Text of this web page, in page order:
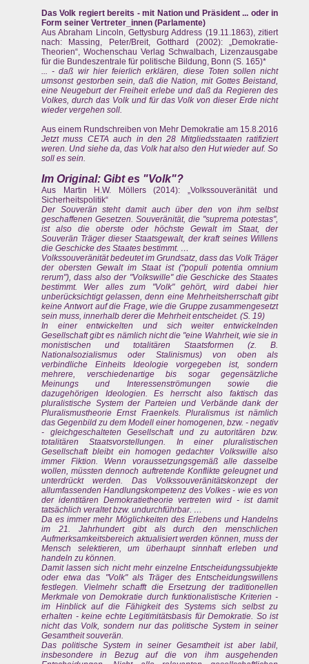
Das Volk regiert bereits - mit Nation und Präsident ... oder in
Form seiner Vertreter_innen (Parlamente)
Aus Abraham Lincoln, Gettysburg Address (19.11.1863), zitiert
nach: Massing, Peter/Breit, Gotthard (2002): „Demokratie-
Theorien“, Wochenschau Verlag Schwalbach, Lizenzausgabe
für die Bundeszentrale für politische Bildung, Bonn (S. 165)*
... - daß wir hier feierlich erklären, diese Toten sollen nicht
umsonst gestorben sein, daß die Nation, mit Gottes Beistand,
eine Neugeburt der Freiheit erlebe und daß da Regieren des
Volkes, durch das Volk und für das Volk von dieser Erde nicht
wieder vergehen soll.
Aus einem Rundschreiben von Mehr Demokratie am 15.8.2016
Jetzt muss CETA auch in den 28 Mitgliedsstaaten ratifiziert
weren. Und siehe da, das Volk hat also den Hut wieder auf. So
soll es sein.
Im Original: Gibt es "Volk"?
Aus Martin H.W. Möllers (2014): „Volkssouveränität und
Sicherheitspolitik“
Der Souverän steht damit auch über den von ihm selbst
geschaffenen Gesetzen. Souveränität, die "suprema potestas",
ist also die oberste oder höchste Gewalt im Staat, der
Souverän Träger dieser Staatsgewalt, der kraft seines Willens
die Geschicke des Staates bestimmt. …
Volkssouveränität bedeutet im Grundsatz, dass das Volk Träger
der obersten Gewalt im Staat ist ("populi potentia omnium
rerum"), dass also der "Volkswille" die Geschicke des Staates
bestimmt. Wer alles zum "Volk" gehört, wird dabei hier
unberücksichtigt gelassen, denn eine Mehrheitsherrschaft gibt
keine Antwort auf die Frage, wie die Gruppe zusammengesetzt
sein muss, innerhalb derer die Mehrheit entscheidet. (S. 19)
In einer entwickelten und sich weiter entwickelnden
Gesellschaft gibt es nämlich nicht die "eine Wahrheit, wie sie in
monistischen und totalitären Staatsformen (z. B.
Nationalsozialismus oder Stalinismus) von oben als
verbindliche Einheits Ideologie vorgegeben ist, sondern
mehrere, verschiedenartige bis sogar gegensätzliche
Meinungs und Interessenströmungen sowie die
dazugehörigen Ideologien. Es herrscht also faktisch das
pluralistische System der Parteien und Verbände dank der
Pluralismustheorie Ernst Fraenkels. Pluralismus ist nämlich
das Gegenbild zu dem Modell einer homogenen, bzw. - negativ
- gleichgeschalteten Gesellschaft und zu autoritären bzw.
totalitären Staatsvorstellungen. In einer pluralistischen
Gesellschaft bleibt ein homogen gedachter Volkswille also
immer Fiktion. Wenn voraussetzungsgemäß alle dasselbe
wollen, müssten dennoch auftretende Konflikte geleugnet und
unterdrückt werden. Das Volkssouveränitätskonzept der
allumfassenden Handlungskompetenz des Volkes - wie es von
der identitären Demokratietheorie vertreten wird - ist damit
tatsächlich veraltet bzw. undurchführbar. …
Da es immer mehr Möglichkeiten des Erlebens und Handelns
im 21. Jahrhundert gibt als durch den menschlichen
Aufmerksamkeitsbereich aktualisiert werden können, muss der
Mensch selektieren, um überhaupt sinnhaft erleben und
handeln zu können.
Damit lassen sich nicht mehr einzelne Entscheidungssubjekte
oder etwa das "Volk" als Träger des Entscheidungswillens
festlegen. Vielmehr schafft die Ersetzung der traditionellen
Merkmale von Demokratie durch funktionalistische Kriterien -
im Hinblick auf die Fähigkeit des Systems sich selbst zu
erhalten - keine echte Legitimitätsbasis für Demokratie. So ist
nicht das Volk, sondern nur das politische System in seiner
Gesamtheit souverän.
Das politische System in seiner Gesamtheit ist aber labil,
insbesondere in Bezug auf die von ihm ausgehenden